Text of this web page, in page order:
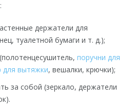
держатели для
туалетной бумаги и т. д.);
поручни для
для вытяжки, вешалки, крючки);
за собой (зеркало, держатели